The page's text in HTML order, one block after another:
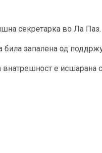
секретарка во Ла Паз.
била запалена од
внатрешност е исшарана